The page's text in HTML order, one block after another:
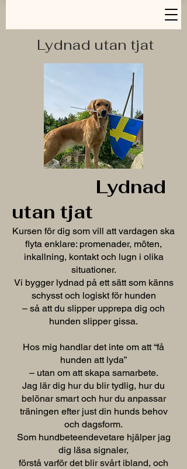
Lydnad utan tjat
Lydnad
utan tjat
Kursen för dig som vill att vardagen ska
flyta enklare: promenader, möten,
inkallning, kontakt och lugn i olika
situationer.
Vi bygger lydnad på ett sätt som känns
schysst och logiskt för hunden
– så att du slipper upprepa dig och
hunden slipper gissa.
Hos mig handlar det inte om att “få
hunden att lyda”
– utan om att skapa samarbete.
Jag lär dig hur du blir tydlig, hur du
belönar smart och hur du anpassar
träningen efter just din hunds behov
och dagsform.
Som hundbeteendevetare hjälper jag
dig läsa signaler,
förstå varför det blir svårt ibland, och